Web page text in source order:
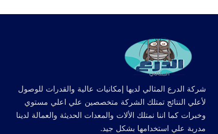
شركة الدرع المثالي لديها إمكانيات عالية والقدرات للوصول
لأعلي النتائج تمتلك الشركة متخصصين علي اعلي مستوي
وخبرات كما اننا نمتلك الألات والمعدات الحديثة والعمالة لدينا
مدربة علي استخدامها بشكل جيد.